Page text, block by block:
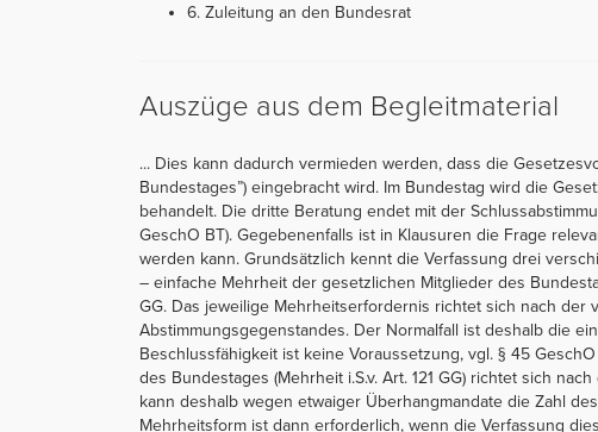
6. Zuleitung an den Bundesrat
Auszüge aus dem Begleitmaterial
... Dies kann dadurch vermieden werden, dass die
Bundestages”) eingebracht wird. Im Bundestag wird die
behandelt. Die dritte Beratung endet mit der
GeschO BT). Gegebenenfalls ist in Klausuren die Frage
werden kann. Grundsätzlich kennt die Verfassung drei
– einfache Mehrheit der gesetzlichen Mitglieder des
GG. Das jeweilige Mehrheitserfordernis richtet sich nach der
Abstimmungsgegenstandes. Der Normalfall ist deshalb die
Beschlussfähigkeit ist keine Voraussetzung, vgl. § 45
des Bundestages (Mehrheit i.S.v. Art. 121 GG) richtet sich
kann deshalb wegen etwaiger Überhangmandate die Zahl
Mehrheitsform ist dann erforderlich, wenn die Verfassung